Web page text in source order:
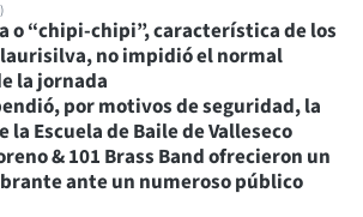
o “chipi-chipi”, característica de los
no impidió el normal
la jornada
por motivos de seguridad, la
la Escuela de Baile de Valleseco
& 101 Brass Band ofrecieron un
ante un numeroso público